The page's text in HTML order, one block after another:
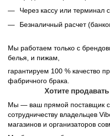
Через кассу или терминал
Безналичный расчет
Мы работаем только с
белья, и пижам,
гарантируем 100 % качество
фабричного брака.
Хотите
Мы — ваш прямой поставщик
сотрудничеству владельцев
магазинов и организаторов